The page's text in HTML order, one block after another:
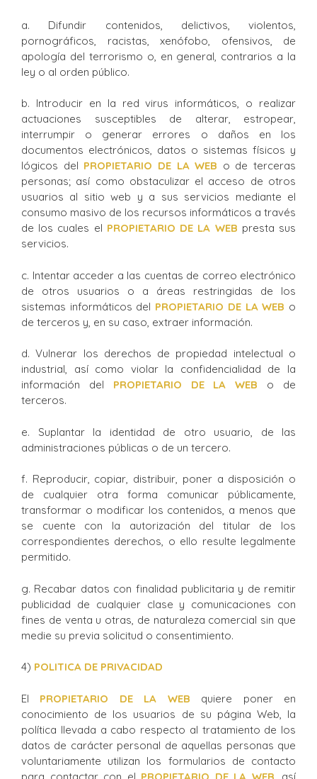
a. Difundir contenidos, delictivos, violentos,
pornográficos, racistas, xenófobo, ofensivos, de
apología del terrorismo o, en general, contrarios a la
ley o al orden público.
b. Introducir en la red virus informáticos, o realizar
actuaciones susceptibles de alterar, estropear,
interrumpir o generar errores o daños en los
documentos electrónicos, datos o sistemas físicos y
lógicos del PROPIETARIO DE LA WEB o de terceras
personas; así como obstaculizar el acceso de otros
usuarios al sitio web y a sus servicios mediante el
consumo masivo de los recursos informáticos a través
de los cuales el PROPIETARIO DE LA WEB presta sus
servicios.
c. Intentar acceder a las cuentas de correo electrónico
de otros usuarios o a áreas restringidas de los
sistemas informáticos del PROPIETARIO DE LA WEB o
de terceros y, en su caso, extraer información.
d. Vulnerar los derechos de propiedad intelectual o
industrial, así como violar la confidencialidad de la
información del PROPIETARIO DE LA WEB o de
terceros.
e. Suplantar la identidad de otro usuario, de las
administraciones públicas o de un tercero.
f. Reproducir, copiar, distribuir, poner a disposición o
de cualquier otra forma comunicar públicamente,
transformar o modificar los contenidos, a menos que
se cuente con la autorización del titular de los
correspondientes derechos, o ello resulte legalmente
permitido.
g. Recabar datos con finalidad publicitaria y de remitir
publicidad de cualquier clase y comunicaciones con
fines de venta u otras, de naturaleza comercial sin que
medie su previa solicitud o consentimiento.
4) POLITICA DE PRIVACIDAD
El PROPIETARIO DE LA WEB quiere poner en
conocimiento de los usuarios de su página Web, la
política llevada a cabo respecto al tratamiento de los
datos de carácter personal de aquellas personas que
voluntariamente utilizan los formularios de contacto